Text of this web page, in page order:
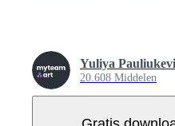
Yuliya
20.608 Middelen